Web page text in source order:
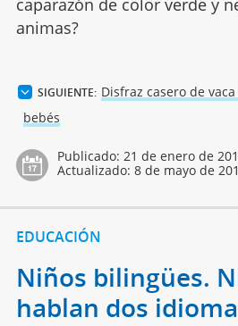
caparazón de color verde y
animas?
SIGUIENTE: Disfraz casero de
bebés
Publicado: 21 de enero de
Actualizado: 8 de mayo de
EDUCACIÓN
Niños bilingües.
hablan dos